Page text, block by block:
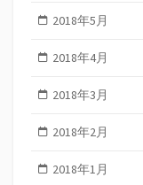
2018年5月
2018年4月
2018年3月
2018年2月
2018年1月